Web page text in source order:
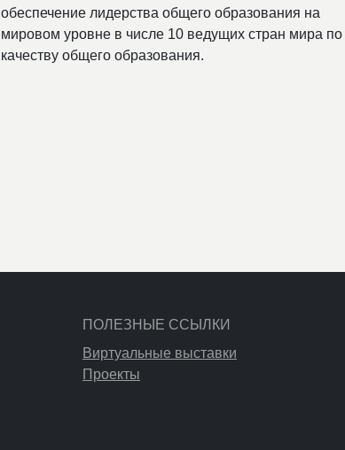
обеспечение лидерства общего образования на
мировом уровне в числе 10 ведущих стран мира по
качеству общего образования.
ПОЛЕЗНЫЕ ССЫЛКИ
Виртуальные выставки
Проекты